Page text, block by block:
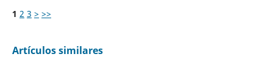
1 2 3 > >>
Artículos similares